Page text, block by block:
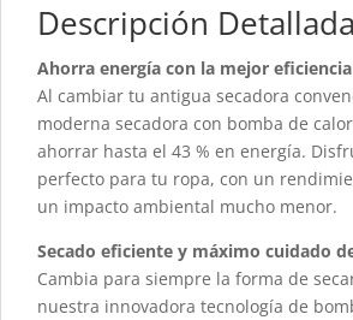
Descripción Detallada
Ahorra energía con la mejor eficiencia
Al cambiar tu antigua secadora
moderna secadora con bomba de
ahorrar hasta el 43 % en energía.
perfecto para tu ropa, con un
un impacto ambiental mucho menor.
Secado eficiente y máximo cuidado
Cambia para siempre la forma de
nuestra innovadora tecnología de